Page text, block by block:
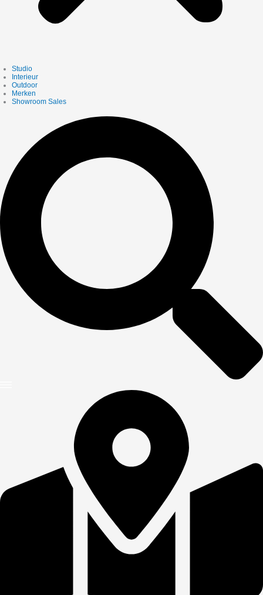
Studio
Interieur
Outdoor
Merken
Showroom Sales